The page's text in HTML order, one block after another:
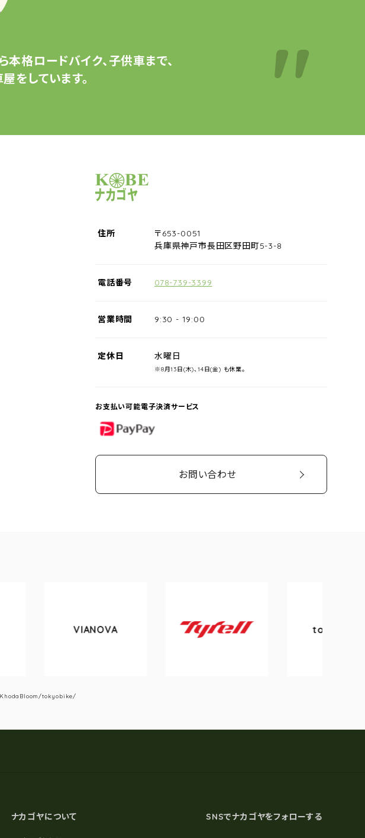
本格ロードバイク、子供車まで、
をしています。
サイクルショップナカゴヤ
住所
〒653-0051
兵庫県神戸市長田区野田町5-3-8
電話番号 078-739-3399
営業時間 9:30 - 19:00
定休日 水曜日
※8月13日(木)、14日(金) も休業。
お支払い可能電子決済サービス
PayPay
お問い合わせ
Tyrell
tokyobike
KhodaBloom/tokyobike/
ナカゴヤについて SNSでナカゴヤをフォローする